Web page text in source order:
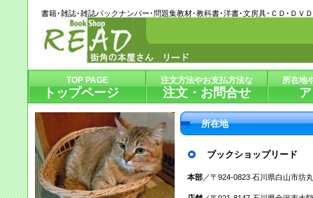
書籍･雑誌･雑誌バックナンバー･問題集教材･教科書･洋書･文房具･ＣＤ･ＤＶ
所在地
ブックショップリード
本部／〒924-0823 石川県白山市坊
TOP PAGE
トップページ
注文方法やお支払方法な
注文・お問合せ
所在地
ア